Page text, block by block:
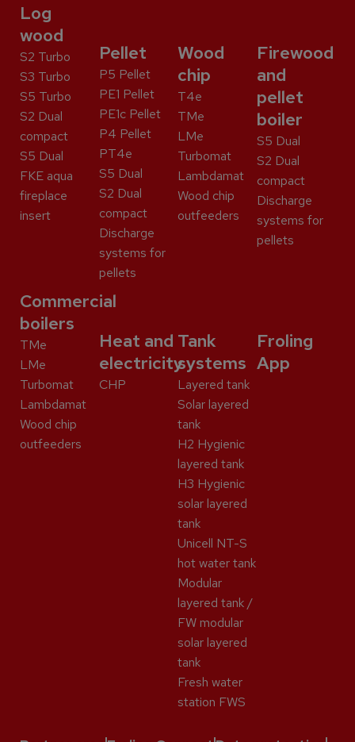
Log
wood
S2 Turbo
S3 Turbo
S5 Turbo
S2 Dual
compact
S5 Dual
FKE aqua
fireplace
insert
Pellet
P5 Pellet
PE1 Pellet
PE1c Pellet
P4 Pellet
PT4e
S5 Dual
S2 Dual
compact
Discharge
systems for
pellets
Wood
chip
T4e
TMe
LMe
Turbomat
Lambdamat
Wood chip
outfeeders
Firewood
and
pellet
boiler
S5 Dual
S2 Dual
compact
Discharge
systems for
pellets
Commercial
boilers
TMe
LMe
Turbomat
Lambdamat
Wood chip
outfeeders
Heat and
electricity
CHP
Tank
systems
Layered tank
Solar layered
tank
H2 Hygienic
layered tank
H3 Hygienic
solar layered
tank
Unicell NT-S
hot water tank
Modular
layered tank /
FW modular
solar layered
tank
Fresh water
station FWS
Froling
App